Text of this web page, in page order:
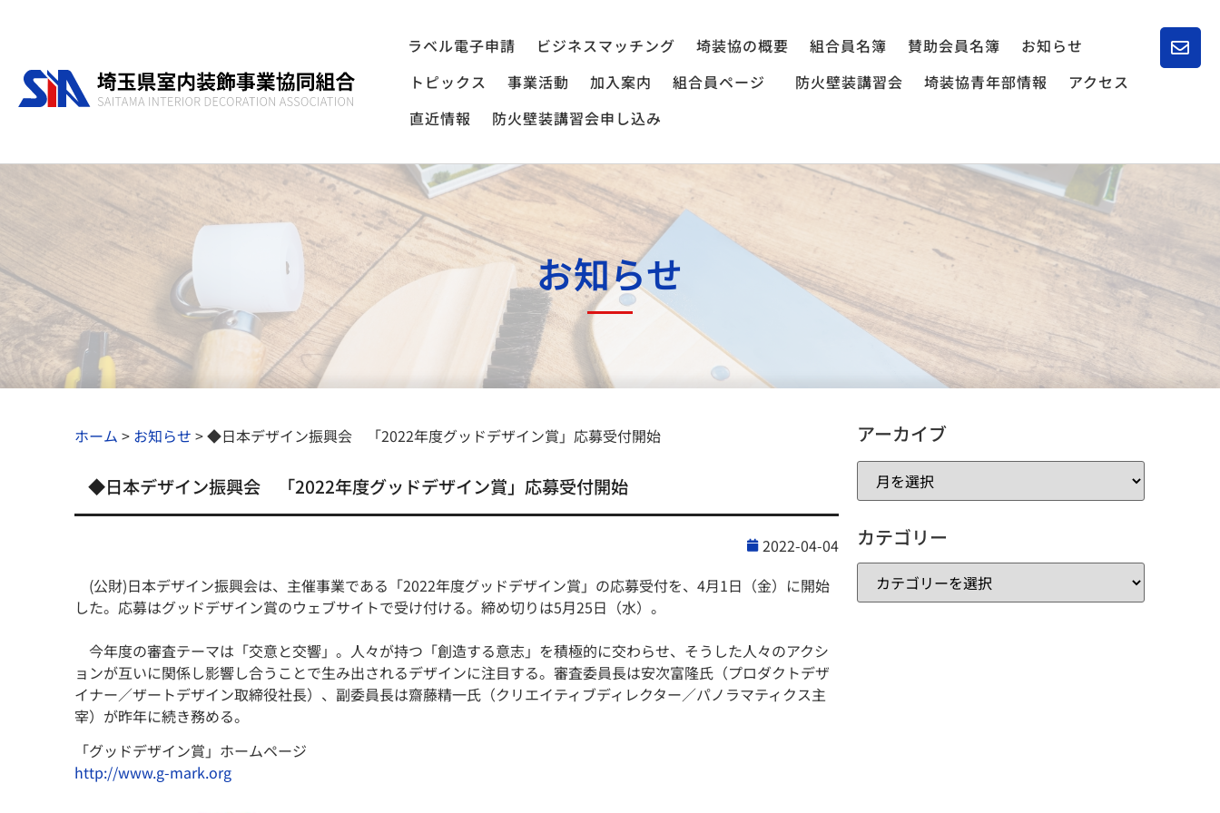
ラベル電子申請 ビジネスマッチング 埼装協の概要 組合員名簿 賛助会員名簿
お知らせ
トピックス
事業活動 加入案内 組合員ページ 防火壁装講習会 埼装協青年部情報
アクセス
直近情報
防火壁装講習会申し込み
お知らせ
ホーム > お知らせ >◆日本デザイン振興会 「2022年度グッドデザイン賞」応募受付開始
◆日本デザイン振興会 「2022年度グッドデザイン賞」応募受付開始
2022-04-04
(公財)日本デザイン振興会は、主催事業である「2022年度グッドデザイン賞」の応募受付を、4月1日（金）に開始
した。応募はグッドデザイン賞のウェブサイトで受け付ける。締め切りは5月25日（水）。
今年度の審査テーマは「交意と交響」。人々が持つ「創造する意志」を積極的に交わらせ、そうした人々のアクシ
ョンが互いに関係し影響し合うことで生み出されるデザインに注目する。審査委員長は安次富隆氏（プロダクトデザ
イナー／ザートデザイン取締役社長）、副委員長は齋藤精一氏（クリエイティブディレクター／パノラマティクス主
宰）が昨年に続き務める。
「グッドデザイン賞」ホームページ
http://www.g-mark.org
アーカイブ
カテゴリー